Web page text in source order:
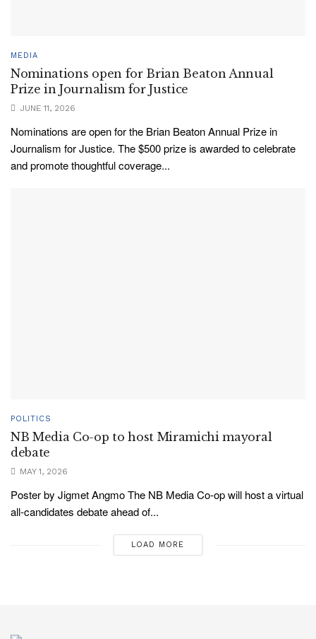
MEDIA
Nominations open for Brian Beaton Annual
Prize in Journalism for Justice
JUNE 11, 2026
Nominations are open for the Brian Beaton Annual Prize in
Journalism for Justice. The $500 prize is awarded to celebrate
and promote thoughtful coverage...
POLITICS
NB Media Co-op to host Miramichi mayoral
debate
MAY 1, 2026
Poster by Jigmet Angmo The NB Media Co-op will host a virtual
all-candidates debate ahead of...
LOAD MORE